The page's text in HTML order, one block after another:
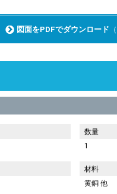
図面をPDFでダウンロード
数量
1
材料
黄銅 他